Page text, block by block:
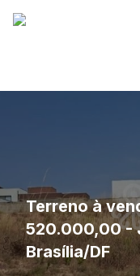
Terreno à
520.000,00 -
Brasília/DF